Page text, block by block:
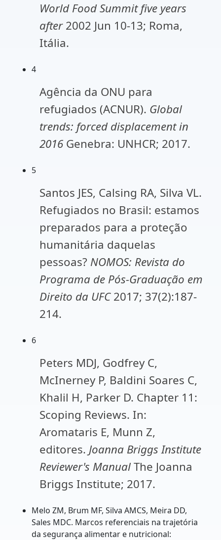
World Food Summit five years
after2002 Jun 10-13; Roma,
Itália.
4
Agência da ONU para
refugiados (ACNUR). Global
trends: forced displacement in
2016 Genebra: UNHCR; 2017.
5
Santos JES, Calsing RA, Silva VL.
Refugiados no Brasil: estamos
preparados para a proteção
humanitária daquelas
pessoas? NOMOS: Revista do
Programa de Pós-Graduação em
Direito da UFC2017; 37(2):187-
214.
6
Peters MDJ, Godfrey C,
McInerney P, Baldini Soares C,
Khalil H, Parker D. Chapter 11:
Scoping Reviews. In:
Aromataris E, Munn Z,
editores. Joanna Briggs Institute
Reviewer's ManualThe Joanna
Briggs Institute; 2017.
Melo ZM, Brum MF, Silva AMCS, Meira DD,
Sales MDC. Marcos referenciais na trajetória
da segurança alimentar e nutricional: